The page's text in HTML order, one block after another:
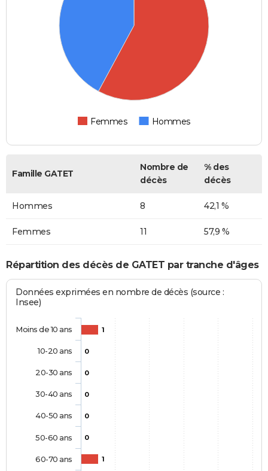
Femmes Hommes
Famille GATET
Nombre de
décès
% des
décès
Hommes 8 42,1 %
Femmes 11 57,9 %
Répartition des décès de GATET par tranche d'âges
Données exprimées en nombre de décès (source :
Insee)
1
0
0
0
0
0
1
Moins de 10 ans
10-20 ans
20-30 ans
30-40 ans
40-50 ans
50-60 ans
60-70 ans